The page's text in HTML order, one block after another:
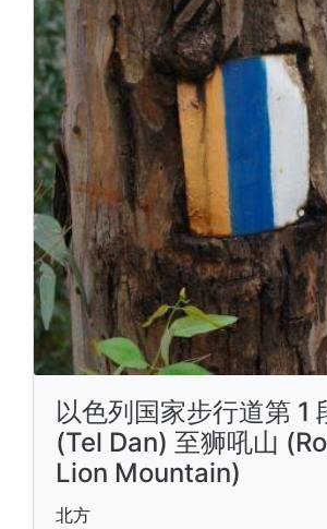
以色列国家步行道第 1
(Tel Dan) 至狮吼山
Lion Mountain)
北方